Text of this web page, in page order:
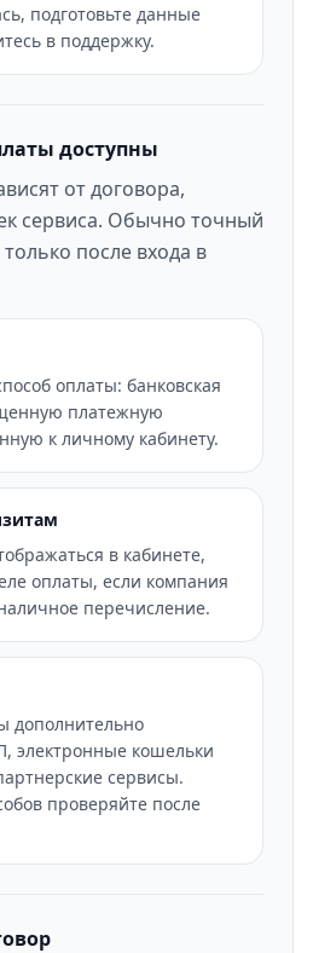
подготовьте данные
в поддержку.
доступны
от договора,
сервиса. Обычно точный
после входа в
оплаты: банковская
платежную
к личному кабинету.
в кабинете,
оплаты, если компания
перечисление.
дополнительно
электронные кошельки
сервисы.
проверяйте после